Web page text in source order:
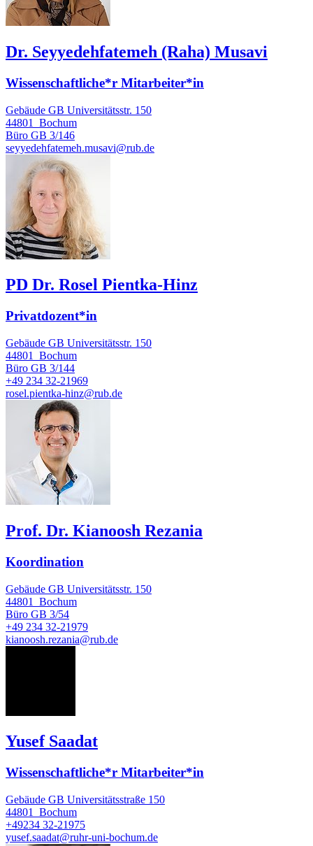
Dr. Seyyedehfatemeh (Raha) Musavi
Wissenschaftliche*r Mitarbeiter*in
Gebäude GB Universitätsstr. 150
44801
Bochum
Büro GB 3/146
seyyedehfatemeh.musavi@rub.de
PD Dr. Rosel Pientka-Hinz
Privatdozent*in
Gebäude GB Universitätsstr. 150
44801
Bochum
Büro GB 3/144
+49 234 32-21969
rosel.pientka-hinz@rub.de
Prof. Dr. Kianoosh Rezania
Koordination
Gebäude GB Universitätsstr. 150
44801
Bochum
Büro GB 3/54
+49 234 32-21979
kianoosh.rezania@rub.de
Yusef Saadat
Wissenschaftliche*r Mitarbeiter*in
Gebäude GB Universitätsstraße 150
44801
Bochum
+49234 32-21975
yusef.saadat@ruhr-uni-bochum.de